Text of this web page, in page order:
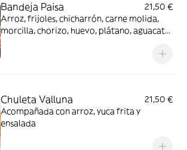
Bandeja Paisa
21,50 €
Arroz, frijoles, chicharrón, carne molida,
morcilla, chorizo, huevo, plátano, aguacate
Chuleta Valluna
21,50 €
Acompañada con arroz, yuca frita y
ensalada